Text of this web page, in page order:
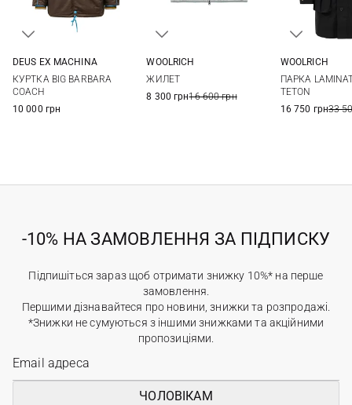
DEUS EX MACHINА
КУРТКА BIG BARBARA
COACH
10 000 грн
WOOLRICH
ЖИЛЕТ
8 300 грн16 600 грн
WOOLRICH
ПАРКА
TETON
16 750 грн33
-10% НА ЗАМОВЛЕННЯ ЗА ПІДПИСКУ
Підпишіться зараз щоб отримати знижку 10%* на перше
замовлення.
Першими дізнавайтеся про новини, знижки та розпродажі.
*Знижки не сумуються з іншими знижками та акційними
пропозиціями.
ЧОЛОВІКАМ